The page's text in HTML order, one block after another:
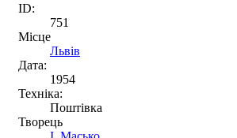
ID:
751
Місце
Львів
Дата:
1954
Техніка:
Поштівка
Творець